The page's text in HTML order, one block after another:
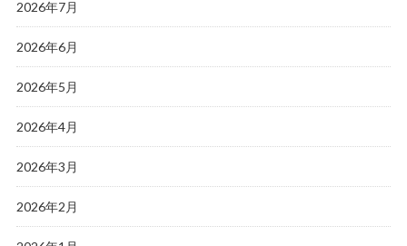
2026年7月
2026年6月
2026年5月
2026年4月
2026年3月
2026年2月